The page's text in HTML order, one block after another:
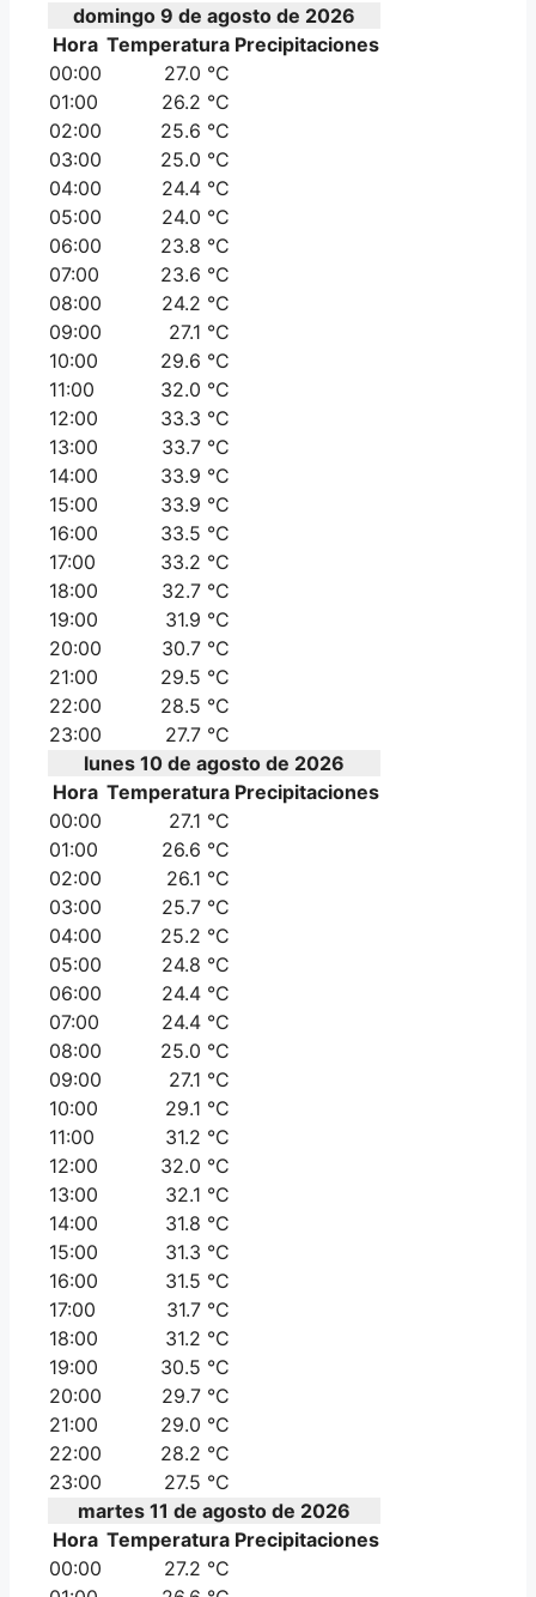
domingo 9 de agosto de 2026
Hora Temperatura Precipitaciones
00:00
27.0 °C
01:00
26.2 °C
02:00
25.6 °C
03:00
25.0 °C
04:00
24.4 °C
05:00
24.0 °C
06:00
23.8 °C
07:00
23.6 °C
08:00
24.2 °C
09:00
27.1 °C
10:00
29.6 °C
11:00
32.0 °C
12:00
33.3 °C
13:00
33.7 °C
14:00
33.9 °C
15:00
33.9 °C
16:00
33.5 °C
17:00
33.2 °C
18:00
32.7 °C
19:00
31.9 °C
20:00
30.7 °C
21:00
29.5 °C
22:00
28.5 °C
23:00
27.7 °C
lunes 10 de agosto de 2026
Hora Temperatura Precipitaciones
00:00
27.1 °C
01:00
26.6 °C
02:00
26.1 °C
03:00
25.7 °C
04:00
25.2 °C
05:00
24.8 °C
06:00
24.4 °C
07:00
24.4 °C
08:00
25.0 °C
09:00
27.1 °C
10:00
29.1 °C
11:00
31.2 °C
12:00
32.0 °C
13:00
32.1 °C
14:00
31.8 °C
15:00
31.3 °C
16:00
31.5 °C
17:00
31.7 °C
18:00
31.2 °C
19:00
30.5 °C
20:00
29.7 °C
21:00
29.0 °C
22:00
28.2 °C
23:00
27.5 °C
martes 11 de agosto de 2026
Hora Temperatura Precipitaciones
00:00
27.2 °C